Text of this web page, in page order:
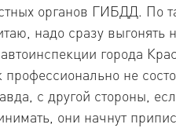
органов ГИБДД. По
надо сразу выгонять
города
профессионально не
с другой стороны,
они начнут